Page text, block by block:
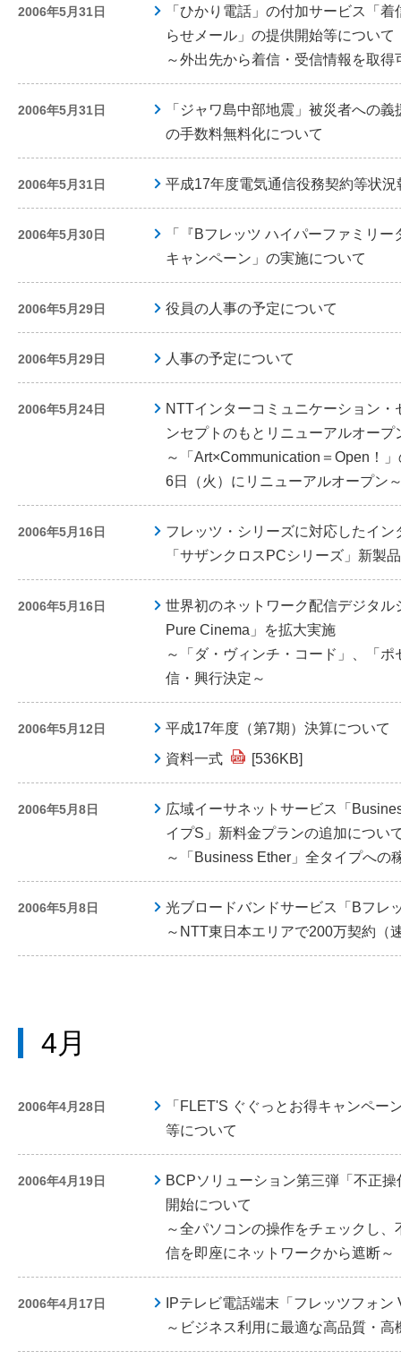
2006年5月31日
「ひかり電話」の付加サービス「
らせメール」の提供開始等について
～外出先から着信・受信情報を取得
2006年5月31日
「ジャワ島中部地震」被災者への
の手数料無料化について
2006年5月31日 平成17年度電気通信役務契約等状況
2006年5月30日
「『Bフレッツ ハイパーファミリ
キャンペーン」の実施について
2006年5月29日 役員の人事の予定について
2006年5月29日 人事の予定について
2006年5月24日
NTTインターコミュニケーション
ンセプトのもとリニューアルオープ
～「Art×Communication＝Open！
6日（火）にリニューアルオープン
2006年5月16日
フレッツ・シリーズに対応したイ
「サザンクロスPCシリーズ」新製
2006年5月16日
世界初のネットワーク配信デジタ
Pure Cinema」を拡大実施
～「ダ・ヴィンチ・コード」、「
信・興行決定～
2006年5月12日
平成17年度（第7期）決算について
資料一式
[536KB]
2006年5月8日
広域イーサネットサービス「
イプS」新料金プランの追加につい
～「Business Ether」全タイプへの
2006年5月8日
光ブロードバンドサービス「Bフレ
～NTT東日本エリアで200万契約（
4月
2006年4月28日
「FLET'S ぐぐっとお得キャンペー
等について
2006年4月19日
BCPソリューション第三弾「不正
開始について
～全パソコンの操作をチェックし
信を即座にネットワークから遮断～
2006年4月17日
IPテレビ電話端末「フレッツフォ
～ビジネス利用に最適な高品質・高